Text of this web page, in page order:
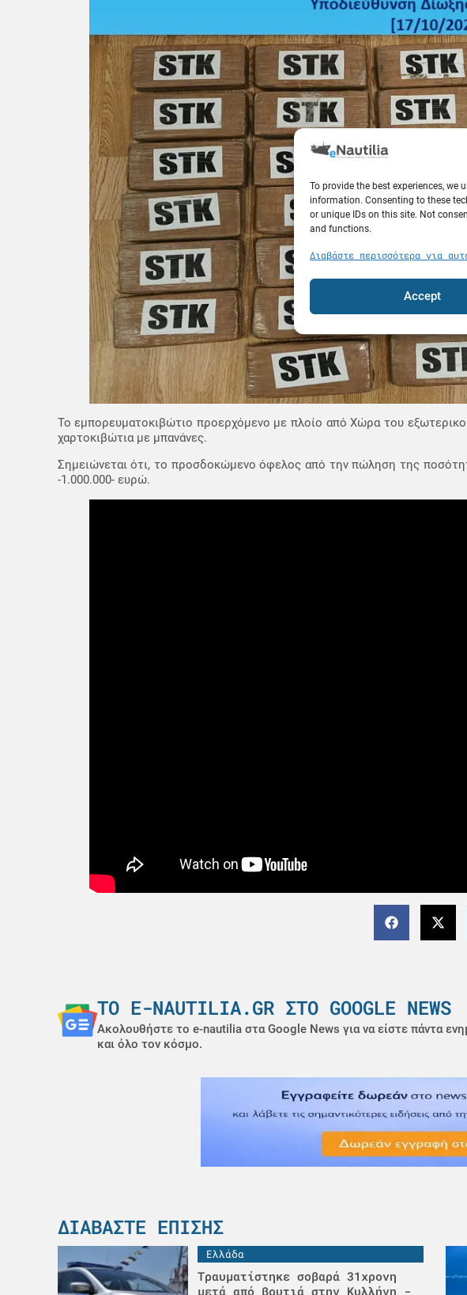
To provide the best experiences, we
information. Consenting to these
or unique IDs on this site. Not
and functions.
Διαβάστε περισσότερα για
Accept
Το εμπορευματοκιβώτιο προερχόμενο με πλοίο από Χώρα του
χαρτοκιβώτια με μπανάνες.
Σημειώνεται ότι, το προσδοκώμενο όφελος από την πώληση της
-1.000.000- ευρώ.
ΤΟ E-NAUTILIA.GR ΣΤΟ GOOGLE NEWS
Ακολουθήστε το e-nautilia στα Google News για να είστε πάντα
και όλο τον κόσμο.
ΔΙΑΒΆΣΤΕ ΕΠΊΣΗΣ
Ελλάδα
Τραυματίστηκε σοβαρά 31χρονη
μετά από βουτιά στην Κυλλήνη -